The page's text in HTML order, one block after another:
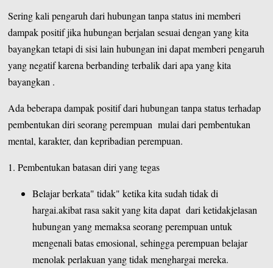
Sering kali pengaruh dari hubungan tanpa status ini memberi
dampak positif jika hubungan berjalan sesuai dengan yang kita
bayangkan tetapi di sisi lain hubungan ini dapat memberi pengaruh
yang negatif karena berbanding terbalik dari apa yang kita
bayangkan .
Ada beberapa dampak positif dari hubungan tanpa status terhadap
pembentukan diri seorang perempuan mulai dari pembentukan
mental, karakter, dan kepribadian perempuan.
1. Pembentukan batasan diri yang tegas
Belajar berkata" tidak" ketika kita sudah tidak di
hargai.akibat rasa sakit yang kita dapat dari ketidakjelasan
hubungan yang memaksa seorang perempuan untuk
mengenali batas emosional, sehingga perempuan belajar
menolak perlakuan yang tidak menghargai mereka.